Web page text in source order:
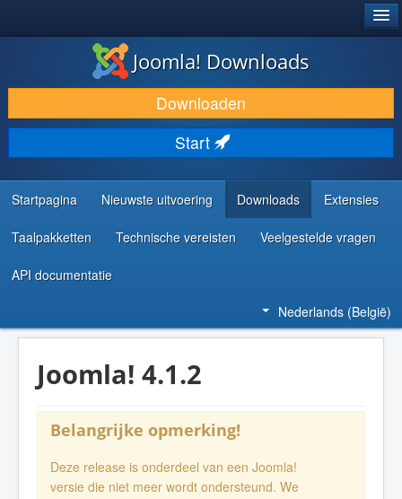
DOWNLOAD & BREID UIT
ONTDEK & LEER
COMMUNITY & ONDERSTEUNING
ONTWIKKELAARSBRONNEN
Joomla! Downloads
Downloaden
Start
Startpagina Nieuwste uitvoering Downloads Extensies
Taalpakketten Technische vereisten Veelgestelde vragen
API documentatie
Nederlands (België)
Joomla! 4.1.2
Belangrijke opmerking!
Deze release is onderdeel van een Joomla!
versie die niet meer wordt ondersteund. We